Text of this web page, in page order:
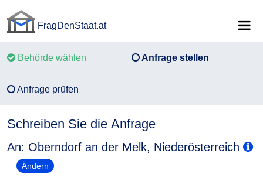
FragDenStaat.at
Behörde wählen Anfrage stellen
Anfrage prüfen
Schreiben Sie die Anfrage
An: Oberndorf an der Melk, Niederösterreich
Ändern